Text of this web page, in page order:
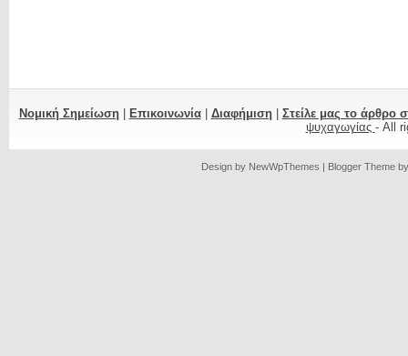
Νομική Σημείωση| Επικοινωνία| Διαφήμιση| Στείλε μας το άρθρο
ψυχαγωγίας - All
Design by NewWpThemes | Blogger Theme